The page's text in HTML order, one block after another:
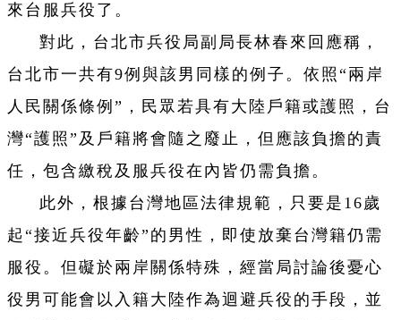
來台服兵役了。
對此，台北市兵役局副局長林春來回應稱，
台北市一共有9例與該男同樣的例子。依照 “兩岸
人民關係條例”，民眾若具有大陸戶籍或護照，台
灣“護照”及戶籍將會隨之廢止，但應該負擔的責
任，包含繳稅及服兵役在內皆仍需負擔。
此外，根據台灣地區法律規範，只要是16歲
起“接近兵役年齡”的男性，即使放棄台灣籍仍需
服役。但礙於兩岸關係特殊，經當局討論後憂心
役男可能會以入籍大陸作為迴避兵役的手段，並